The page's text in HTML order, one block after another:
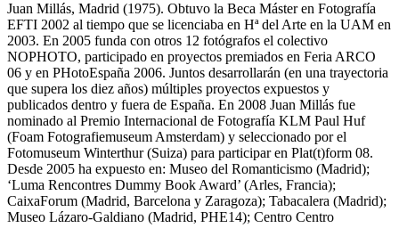
Juan Millás, Madrid (1975). Obtuvo la Beca Máster en Fotografía
EFTI 2002 al tiempo que se licenciaba en Hª del Arte en la UAM en
2003. En 2005 funda con otros 12 fotógrafos el colectivo
NOPHOTO, participado en proyectos premiados en Feria ARCO
06 y en PHotoEspaña 2006. Juntos desarrollarán (en una trayectoria
que supera los diez años) múltiples proyectos expuestos y
publicados dentro y fuera de España. En 2008 Juan Millás fue
nominado al Premio Internacional de Fotografía KLM Paul Huf
(Foam Fotografiemuseum Amsterdam) y seleccionado por el
Fotomuseum Winterthur (Suiza) para participar en Plat(t)form 08.
Desde 2005 ha expuesto en: Museo del Romanticismo (Madrid);
‘Luma Rencontres Dummy Book Award’ (Arles, Francia);
CaixaForum (Madrid, Barcelona y Zaragoza); Tabacalera (Madrid);
Museo Lázaro-Galdiano (Madrid, PHE14); Centro Centro